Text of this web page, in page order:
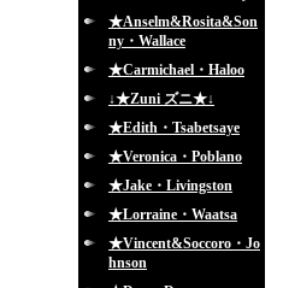
★Anselm&Rosita&Son
ny・Wallace
★Carmichael・Haloo
↓★Zuni ズニ★↓
★Edith・Tsabetsaye
★Veronica・Poblano
★Jake・Livingston
★Lorraine・Waatsa
★Vincent&Soccoro・Jo
hnson